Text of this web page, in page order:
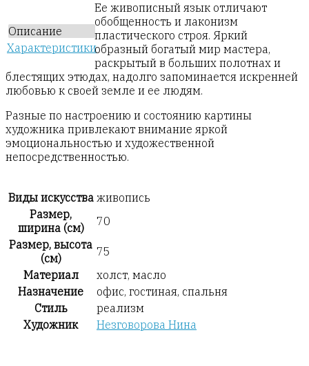
Описание
Характеристики
Ее живописный язык отличают
обобщенность и лаконизм
пластического строя. Яркий
образный богатый мир мастера,
раскрытый в больших полотнах и
блестящих этюдах, надолго запоминается искренней
любовью к своей земле и ее людям.
Разные по настроению и состоянию картины
художника привлекают внимание яркой
эмоциональностью и художественной
непосредственностью.
Виды искусства живопись
Размер,
ширина (см)
70
Размер, высота
(см)
75
Материал
холст, масло
Назначение
офис, гостиная, спальня
Стиль
реализм
Художник
Незговорова Нина